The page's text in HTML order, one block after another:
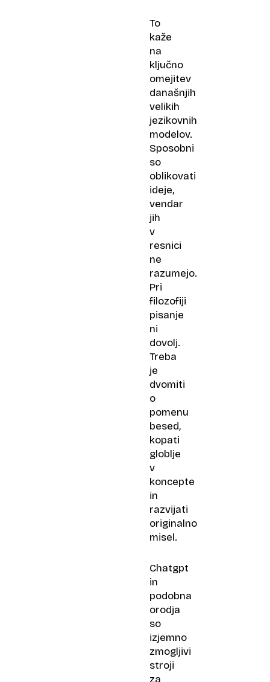
To
kaže
na
ključno
omejitev
današnjih
velikih
jezikovnih
modelov.
Sposobni
so
oblikovati
ideje,
vendar
jih
v
resnici
ne
razumejo.
Pri
filozofiji
pisanje
ni
dovolj.
Treba
je
dvomiti
o
pomenu
besed,
kopati
globlje
v
koncepte
in
razvijati
originalno
misel.
Chatgpt
in
podobna
orodja
so
izjemno
zmogljivi
stroji
za